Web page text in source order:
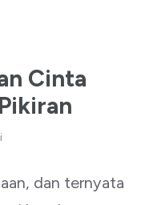
Cinta
dan ternyata